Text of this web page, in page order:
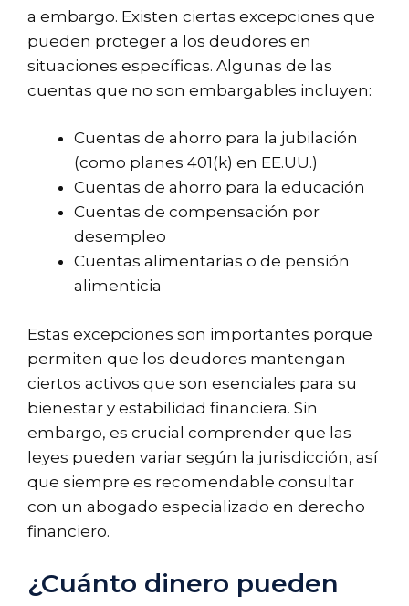
a embargo. Existen ciertas excepciones que
pueden proteger a los deudores en
situaciones específicas. Algunas de las
cuentas que no son embargables incluyen:
Cuentas de ahorro para la jubilación
(como planes 401(k) en EE.UU.)
Cuentas de ahorro para la educación
Cuentas de compensación por
desempleo
Cuentas alimentarias o de pensión
alimenticia
Estas excepciones son importantes porque
permiten que los deudores mantengan
ciertos activos que son esenciales para su
bienestar y estabilidad financiera. Sin
embargo, es crucial comprender que las
leyes pueden variar según la jurisdicción, así
que siempre es recomendable consultar
con un abogado especializado en derecho
financiero.
¿Cuánto dinero pueden